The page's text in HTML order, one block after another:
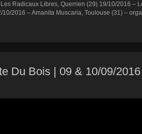
Radicaux Libres, Querrien (29) 19/10/2016 –
2016 – Amanita Muscaria, Toulouse (31) –
Du Bois | 09 & 10/09/2016